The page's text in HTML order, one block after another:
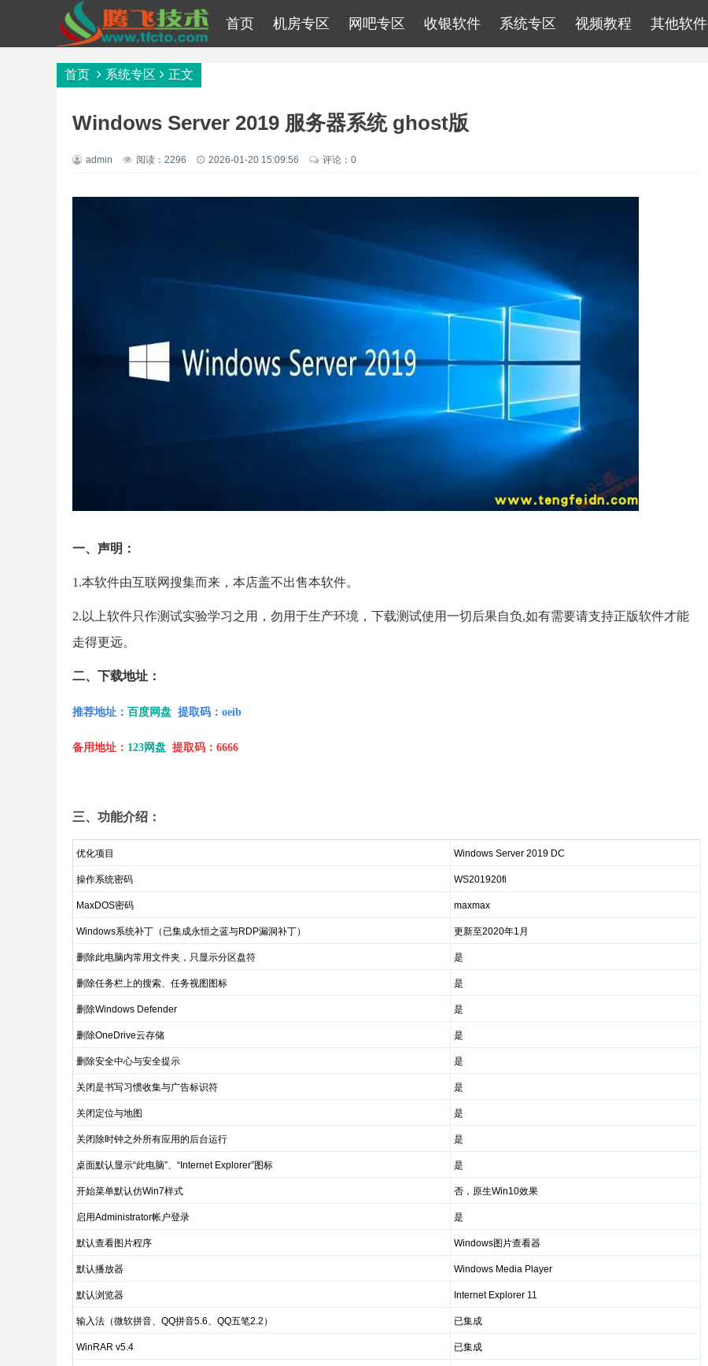
首页 机房专区 网吧专区 收银软件 系统专区 视频教程 其他软件
首页 系统专区 正文
Windows Server 2019 服务器系统 ghost版
admin 阅读：2296 2026-01-20 15:09:56 评论：0
一、声明：
1.本软件由互联网搜集而来，本店盖不出售本软件。
2. 以上软件只作测试实验学习之用，勿用于生产环境，下载测试使用一切后果自负,如有需要请支持正版软件才能
走得更远。
二、下载地址：
推荐地址： 百度网盘 提取码： oeib
备用地址： 123网盘 提取码：6666
三、功能介绍：
优化项目 Windows Server 2019 DC
操作系统密码 WS201920fi
MaxDOS密码 maxmax
Windows系统补丁（已集成永恒之蓝与RDP漏洞补丁） 更新至2020年1月
删除此电脑内常用文件夹，只显示分区盘符 是
删除任务栏上的搜索、任务视图图标 是
删除Windows Defender 是
删除OneDrive云存储 是
删除安全中心与安全提示 是
关闭是书写习惯收集与广告标识符 是
关闭定位与地图 是
关闭除时钟之外所有应用的后台运行 是
桌面默认显示“此电脑”、“Internet Explorer”图标 是
开始菜单默认仿Win7样式 否，原生Win10效果
启用Administrator帐户登录 是
默认查看图片程序 Windows图片查看器
默认播放器 Windows Media Player
默认浏览器 Internet Explorer 11
输入法（微软拼音、QQ拼音5.6、QQ五笔2.2） 已集成
WinRAR v5.4 已集成